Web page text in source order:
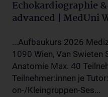
Echokardiographie
advanced | MedUni
...Aufbaukurs 2026
1090 Wien, Van Swieten
Anatomie Max. 40
Teilnehmer:innen je
on-/Kleingruppen-Ses...